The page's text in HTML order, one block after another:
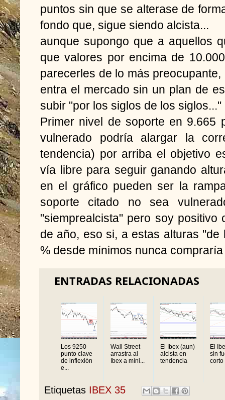
puntos sin que se alterase de
fondo que, sigue siendo alcista...
aunque supongo que a aquellos
que valores por encima de
parecerles de lo más
entra el mercado sin un plan de
subir "por los siglos de los siglos..."
Primer nivel de soporte en 9.665
vulnerado podría alargar la
tendencia) por arriba el objetivo
vía libre para seguir ganando
en el gráfico pueden ser la
soporte citado no sea
"siemprealcista" pero soy
de año, eso si, a estas alturas
% desde mínimos nunca
ENTRADAS RELACIONADAS
Los 9250
punto clave
de inflexión
e...
Wall Street
arrastra al
Ibex a míni...
El Ibex (aun)
alcista en
tendencia
El
sin
corto
Etiquetas IBEX 35